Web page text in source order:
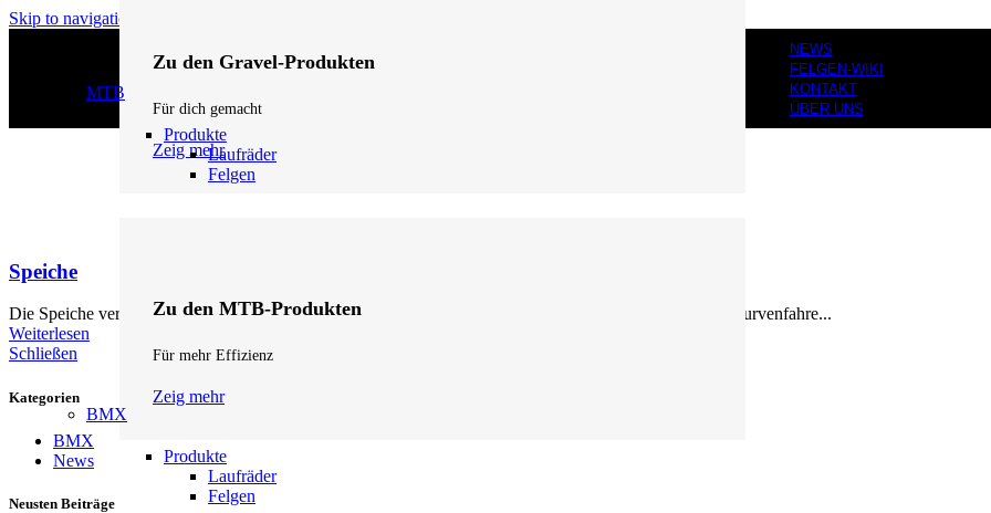
Skip to navigation
Zu den Gravel-Produkten
Für dich gemacht
Zeig mehr
MTB
Produkte
Laufräder
Felgen
Zu den MTB-Produkten
Für mehr Effizienz
Zeig mehr
BMX
Produkte
Laufräder
Felgen
NEWS
FELGEN-WIKI
KONTAKT
ÜBER UNS
Speiche
Die Speiche verbindet die Felge mit der Nabe und überträgt Kräfte beim Bremsen, Beschleunigen oder Kurvenfahre...
Weiterlesen
Schließen
Kategorien
BMX
News
Neusten Beiträge